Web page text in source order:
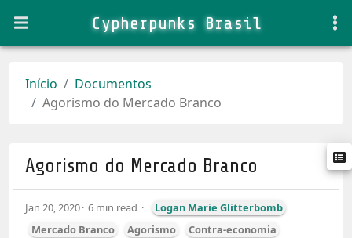
Cypherpunks Brasil
Início
Documentos
Agorismo do Mercado Branco
Agorismo do Mercado Branco
Jan 20, 2020 6 min read
Logan Marie Glitterbomb
Mercado Branco
Agorismo Contra-economia